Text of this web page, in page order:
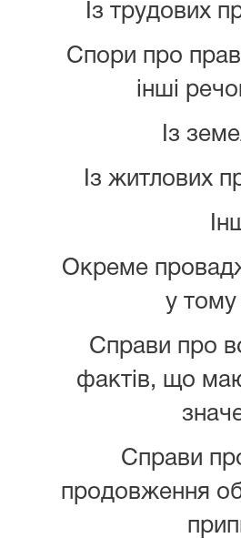
Із трудових
Спори про
інші
Із
Із житлових
Окреме
у тому
Справи про
фактів, що
Справи
продовження